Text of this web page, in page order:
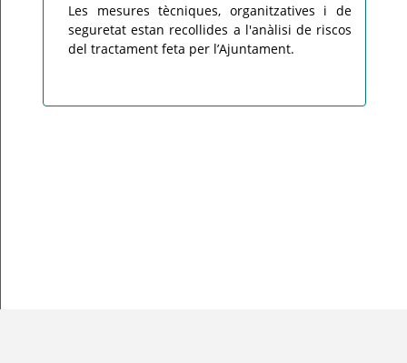
Les mesures tècniques, organitzatives i de
seguretat estan recollides a l'anàlisi de riscos
del tractament feta per l’Ajuntament.